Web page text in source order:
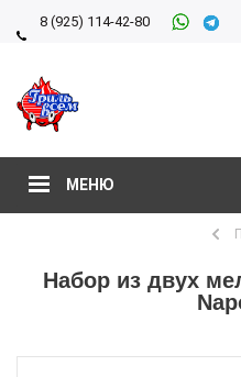
8 (925) 114-42-80
МЕНЮ
Набор из двух